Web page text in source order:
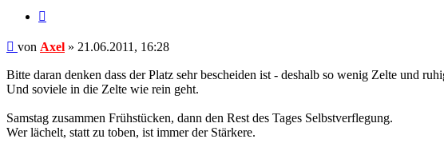
Beitrag
von Axel » 21.06.2011, 16:28
Bitte daran denken dass der Platz sehr bescheiden ist - deshalb so wenig Zelte und
Und soviele in die Zelte wie rein geht.
Samstag zusammen Frühstücken, dann den Rest des Tages Selbstverflegung.
Wer lächelt, statt zu toben, ist immer der Stärkere.